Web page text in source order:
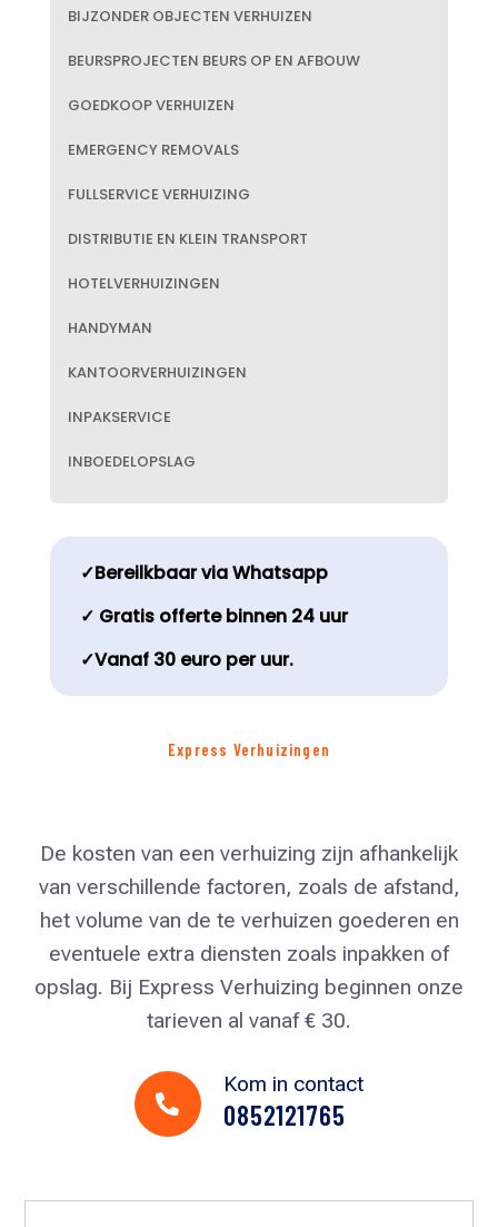
BIJZONDER OBJECTEN VERHUIZEN
BEURSPROJECTEN BEURS OP EN AFBOUW
GOEDKOOP VERHUIZEN
EMERGENCY REMOVALS
FULLSERVICE VERHUIZING
DISTRIBUTIE EN KLEIN TRANSPORT
HOTELVERHUIZINGEN
HANDYMAN
KANTOORVERHUIZINGEN
INPAKSERVICE
INBOEDELOPSLAG
✓Bereilkbaar via Whatsapp
✓ Gratis offerte binnen 24 uur
✓Vanaf 30 euro per uur.
Express Verhuizingen
De kosten van een verhuizing zijn afhankelijk
van verschillende factoren, zoals de afstand,
het volume van de te verhuizen goederen en
eventuele extra diensten zoals inpakken of
opslag. Bij Express Verhuizing beginnen onze
tarieven al vanaf € 30.

Kom in contact
0852121765